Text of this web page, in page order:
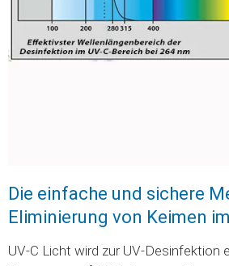
Die einfache und sichere
Eliminierung von Keimen
UV-C Licht wird zur UV-Desinfektion